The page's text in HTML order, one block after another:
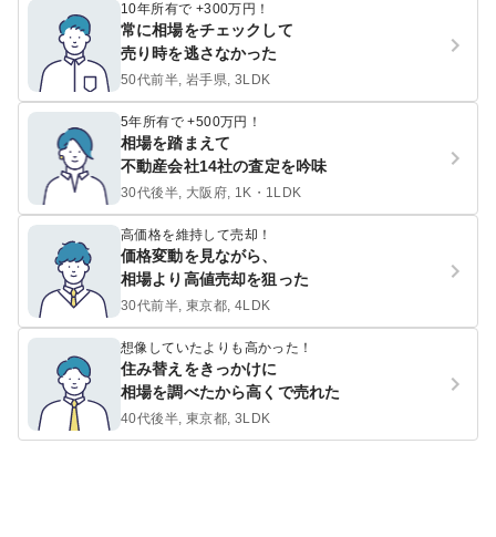
10年所有で +300万円！
常に相場をチェックして
売り時を逃さなかった
50代前半, 岩手県, 3LDK
5年所有で +500万円！
相場を踏まえて
不動産会社14社の査定を吟味
30代後半, 大阪府, 1K・1LDK
高価格を維持して売却！
価格変動を見ながら、
相場より高値売却を狙った
30代前半, 東京都, 4LDK
想像していたよりも高かった！
住み替えをきっかけに
相場を調べたから高くで売れた
40代後半, 東京都, 3LDK